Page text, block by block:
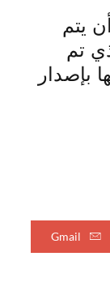
يتم
تم
بإصدار